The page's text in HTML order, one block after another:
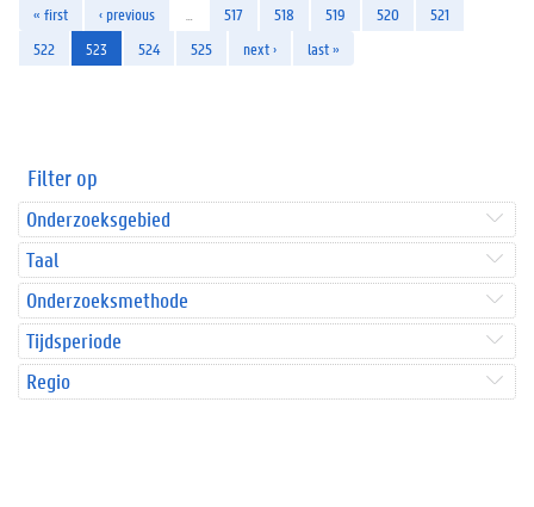
« first ‹ previous 517 518 519 520
521
522
523 524 525 next › last »
Filter op
Onderzoeksgebied
Taal
Onderzoeksmethode
Tijdsperiode
Regio